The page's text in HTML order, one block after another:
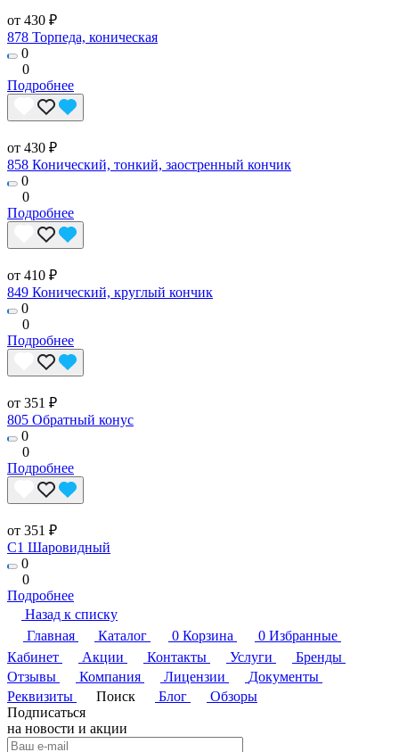
от 430 ₽
878 Торпеда, коническая
0
0
Подробнее
от 430 ₽
858 Конический, тонкий, заостренный кончик
0
0
Подробнее
от 410 ₽
849 Конический, круглый кончик
0
0
Подробнее
от 351 ₽
805 Обратный конус
0
0
Подробнее
от 351 ₽
C1 Шаровидный
0
0
Подробнее
Назад к списку
Главная
Каталог 0 Корзина 0 Избранные
Кабинет
Акции Контакты Услуги
Бренды
Отзывы
Компания Лицензии
Документы
Реквизиты
Поиск Блог
Обзоры
Подписаться
на новости и акции